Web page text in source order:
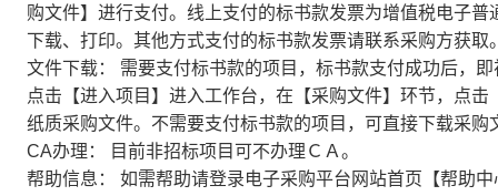
购文件】进行支付。线上支付的标书款发票为增值税电子
下载、打印。其他方式支付的标书款发票请联系采购方获取
文件下载：
需要支付标书款的项目，标书款支付成功后，
点击【进入项目】进入工作台，在【采购文件】环节，点
纸质采购文件。不需要支付标书款的项目，可直接下载采购
CA办理：
目前非招标项目可不办理ＣＡ。
帮助信息：
如需帮助请登录电子采购平台网站首页【帮助